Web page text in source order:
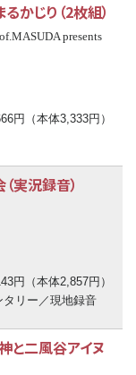
かじり（2枚組）
presents
円（本体3,333円）
実況録音）
円（本体2,857円）
リー／現地録音
と二風谷アイヌ